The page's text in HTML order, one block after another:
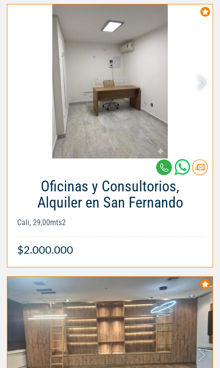
Oficinas y Consultorios,
Alquiler en San Fernando
Cali, 29,00mts2
$2.000.000